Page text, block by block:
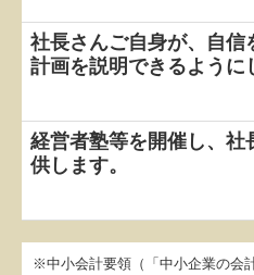
社長さんご自身が、自信
計画を説明できるように
経営者塾等を開催 し、 社
供します。
※中小会計要領（「中小企業の会